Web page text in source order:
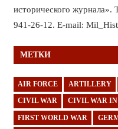
исторического
941-26-12. E-mail:
МЕТКИ
AIR FORCE ARTILLERY
CIVIL WAR CIVIL WAR IN
FIRST WORLD WAR